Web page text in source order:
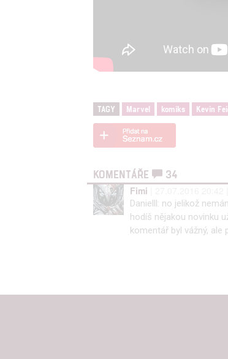
TAGY Marvel komiks Kevin
KOMENTÁŘE
34
Fimi
Danielll: no jelikož
hodíš nějakou novinku
komentář byl vážný,